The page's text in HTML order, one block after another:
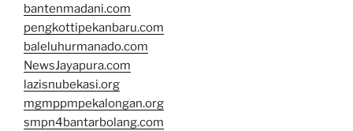
bantenmadani.com
pengkottipekanbaru.com
baleluhurmanado.com
NewsJayapura.com
lazisnubekasi.org
mgmppmpekalongan.org
smpn4bantarbolang.com